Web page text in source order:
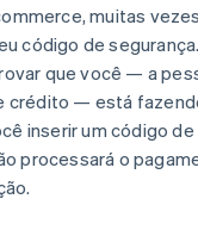
muitas
código de
que você — a
crédito — está
inserir um código
processará o